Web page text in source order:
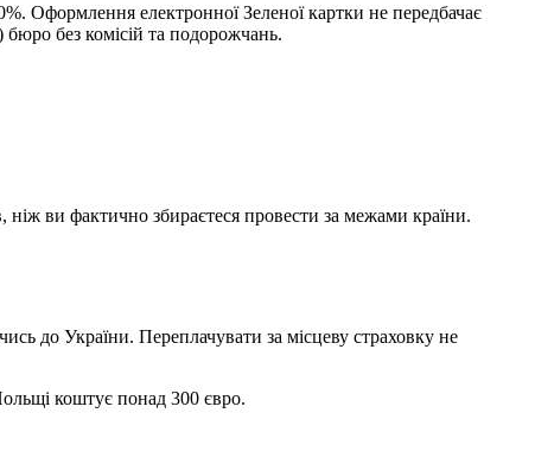
Оформлення електронної Зеленої картки не передбачає
без комісій та подорожчань.
ніж ви фактично збираєтеся провести за межами країни.
до України. Переплачувати за місцеву страховку не
коштує понад 300 євро.